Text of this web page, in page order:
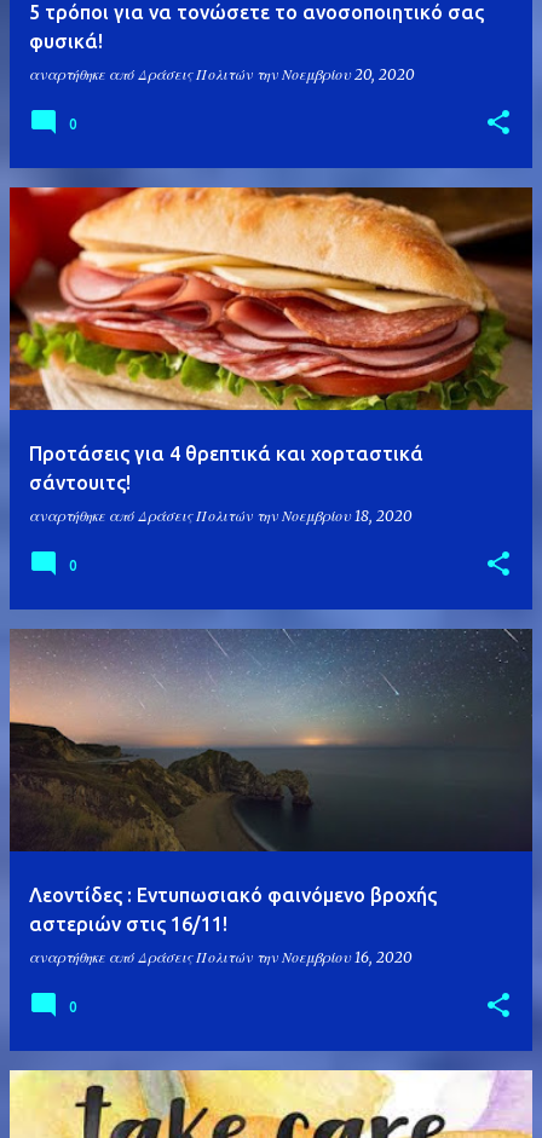
5 τρόποι για να τονώσετε το ανοσοποιητικό σας
φυσικά!
αναρτήθηκε από Δράσεις Πολιτών την Νοεμβρίου 20, 2020
0
Προτάσεις για 4 θρεπτικά και χορταστικά
σάντουιτς!
αναρτήθηκε από Δράσεις Πολιτών την Νοεμβρίου 18, 2020
0
Λεοντίδες : Εντυπωσιακό φαινόμενο βροχής
αστεριών στις 16/11!
αναρτήθηκε από Δράσεις Πολιτών την Νοεμβρίου 16, 2020
0